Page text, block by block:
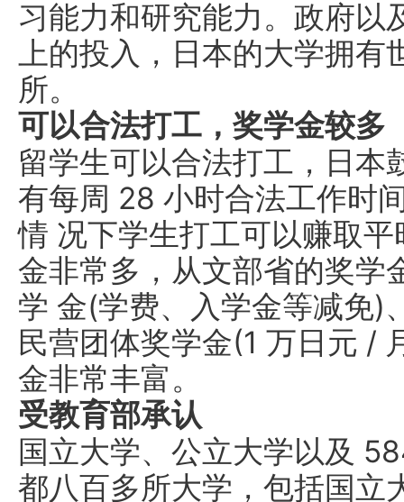
习能力和研究能力。政府以
上的投入，日本的大学拥有
所。
可以合法打工，奖学金较多
留学生可以合法打工，日本
有每周 28 小时合法工作时
情 况下学生打工可以赚取
金非常多，从文部省的奖
学 金(学费、入学金等减免)
民营团体奖学金(1 万日元 /
金非常丰富。
受教育部承认
国立大学、公立大学以及
都八百多所大学，包括国立